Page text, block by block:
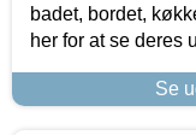
badet, bordet,
her for at se deres
Se